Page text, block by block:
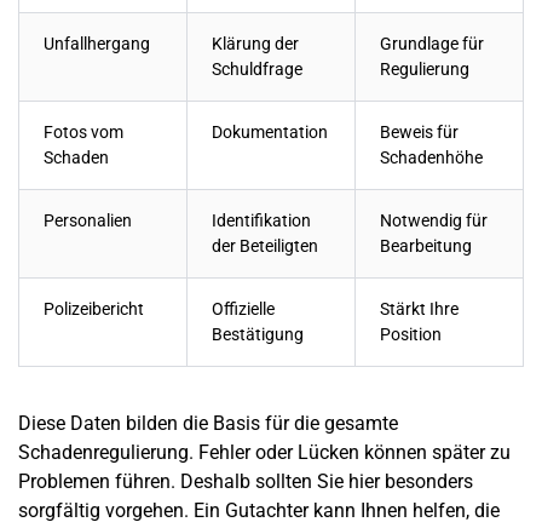
Unfallhergang
Klärung der
Schuldfrage
Grundlage für
Regulierung
Fotos vom
Schaden
Dokumentation
Beweis für
Schadenhöhe
Personalien
Identifikation
der Beteiligten
Notwendig für
Bearbeitung
Polizeibericht
Offizielle
Bestätigung
Stärkt Ihre
Position
Diese Daten bilden die Basis für die gesamte
Schadenregulierung. Fehler oder Lücken können später zu
Problemen führen. Deshalb sollten Sie hier besonders
sorgfältig vorgehen. Ein Gutachter kann Ihnen helfen, die